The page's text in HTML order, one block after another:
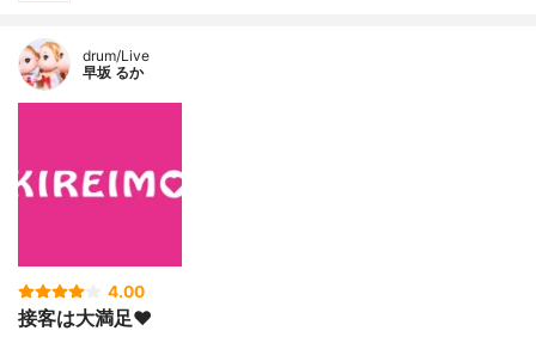
drum/Live
早坂 るか
4.00
接客は大満足❤️